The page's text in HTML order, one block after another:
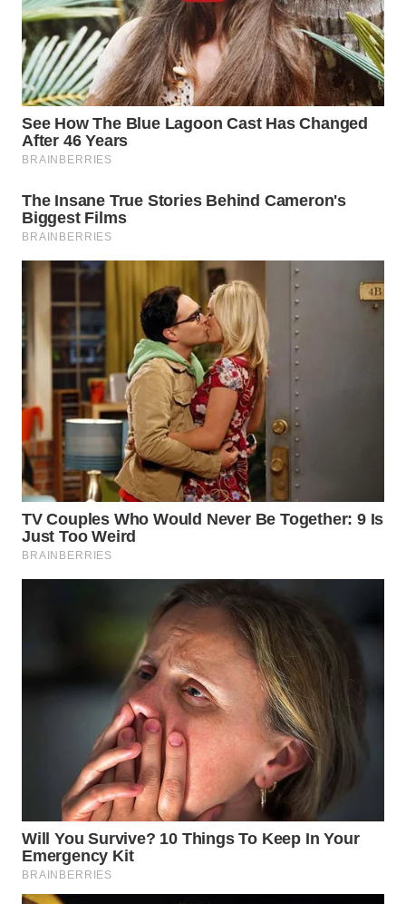
BOGOR
WN
DEPOK
WN
TAPANULI
UTARA
WN
SAMOSIR
WN
LAWAS
WN
SUMEDANG
CIANJUR
WN
KEPULAUAN
SERIBU
WN
WN
INDRAMAYU
WN
KUNINGAN